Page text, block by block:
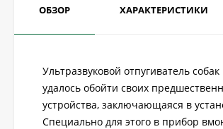
ОБЗОР ХАРАКТЕРИСТИКИ
Ультразвуковой отпугиватель
удалось обойти своих
устройства, заключающаяся в
Специально для этого в прибор